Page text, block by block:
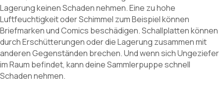
Lagerung keinen Schaden nehmen. Eine zu hohe
Luftfeuchtigkeit oder Schimmel zum Beispiel können
Briefmarken und Comics beschädigen. Schallplatten können
durch Erschütterungen oder die Lagerung zusammen mit
anderen Gegenständen brechen. Und wenn sich Ungeziefer
im Raum befindet, kann deine Sammlerpuppe schnell
Schaden nehmen.